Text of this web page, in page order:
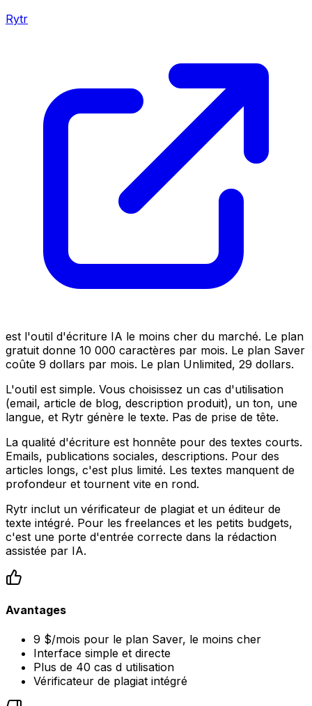
Rytr
est l'outil d'écriture IA le moins cher du marché. Le plan
gratuit donne 10 000 caractères par mois. Le plan Saver
coûte 9 dollars par mois. Le plan Unlimited, 29 dollars.
L'outil est simple. Vous choisissez un cas d'utilisation
(email, article de blog, description produit), un ton, une
langue, et Rytr génère le texte. Pas de prise de tête.
La qualité d'écriture est honnête pour des textes courts.
Emails, publications sociales, descriptions. Pour des
articles longs, c'est plus limité. Les textes manquent de
profondeur et tournent vite en rond.
Rytr inclut un vérificateur de plagiat et un éditeur de
texte intégré. Pour les freelances et les petits budgets,
c'est une porte d'entrée correcte dans la rédaction
assistée par IA.
Avantages
9 $/mois pour le plan Saver, le moins cher
Interface simple et directe
Plus de 40 cas d utilisation
Vérificateur de plagiat intégré